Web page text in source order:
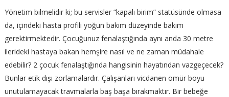
Yönetim bilmelidir ki; bu servisler “kapalı birim” statüsünde olmasa
da, içindeki hasta profili yoğun bakım düzeyinde bakım
gerektirmektedir. Çocuğunuz fenalaştığında aynı anda 30 metre
ilerideki hastaya bakan hemşire nasıl ve ne zaman müdahale
edebilir? 2 çocuk fenalaştığında hangisinin hayatından vazgeçecek?
Bunlar etik dışı zorlamalardır. Çalışanları vicdanen ömür boyu
unutulamayacak travmalarla baş başa bırakmaktır. Bir bebeğe